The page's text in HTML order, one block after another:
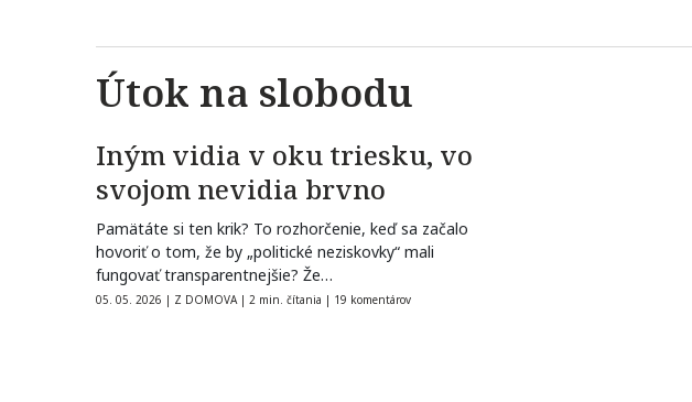
Útok na slobodu
Iným vidia v oku triesku, vo
svojom nevidia brvno
Pamätáte si ten krik? To rozhorčenie, keď sa začalo
hovoriť o tom, že by „politické neziskovky“ mali
fungovať transparentnejšie? Že…
05. 05. 2026 | Z DOMOVA | 2 min. čítania | 19 komentárov